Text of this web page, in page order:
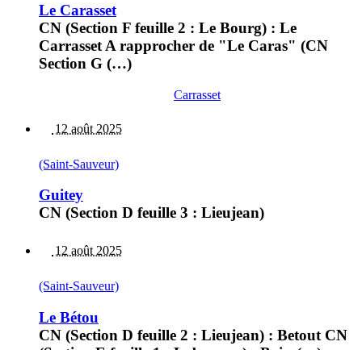
Le Carasset
CN (Section F feuille 2 : Le Bourg) : Le
Carrasset A rapprocher de "Le Caras" (CN
Section G (…)
Carrasset
12 août 2025
(Saint-Sauveur)
Guitey
CN (Section D feuille 3 : Lieujean)
12 août 2025
(Saint-Sauveur)
Le Bétou
CN (Section D feuille 2 : Lieujean) : Betout CN